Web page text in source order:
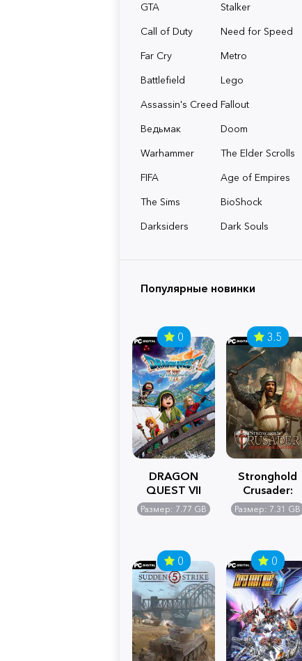
GTA
Stalker
Call of Duty
Need for Speed
Far Cry
Metro
Battlefield
Lego
Assassin's Creed Fallout
Ведьмак
Doom
Warhammer
The Elder Scrolls
FIFA
Age of Empires
The Sims
BioShock
Darksiders
Dark Souls
Популярные новинки
0
DRAGON
QUEST VII
Reimagined
Размер: 7.77 GB
3.5
Stronghold
Crusader:
Definitive
Edition
Размер: 7.31 GB
0 0